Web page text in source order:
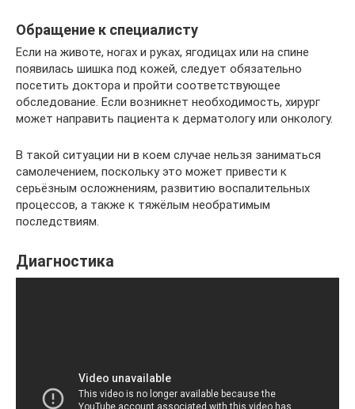
Обращение к специалисту
Если на животе, ногах и руках, ягодицах или на спине
появилась шишка под кожей, следует обязательно
посетить доктора и пройти соответствующее
обследование. Если возникнет необходимость, хирург
может направить пациента к дерматологу или онкологу.
В такой ситуации ни в коем случае нельзя заниматься
самолечением, поскольку это может привести к
серьёзным осложнениям, развитию воспалительных
процессов, а также к тяжёлым необратимым
последствиям.
Диагностика